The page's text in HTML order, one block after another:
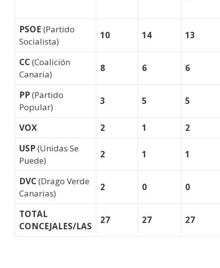
PSOE (Partido
Socialista)
10 14 13
CC(Coalición
Canaria)
8 6 6
PP(Partido
Popular)
3 5 5
VOX 2 1
2
USP(Unidas Se
Puede)
2 1 1
DVC(Drago Verde
Canarias)
2 0 0
TOTAL
CONCEJALES/LAS
27 27 27